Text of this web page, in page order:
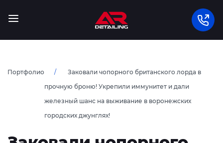
Портфолио
Заковали чопорного британского лорда в
прочную броню! Укрепили иммунитет и дали
железный шанс на выживание в воронежских
городских джунглях!